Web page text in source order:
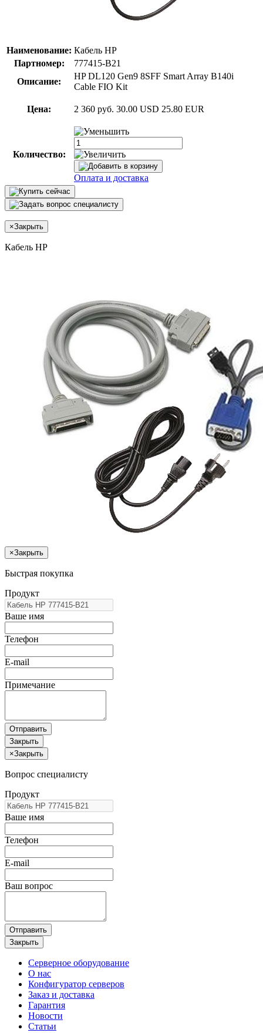
Наименование: Кабель HP
Партномер:
777415-B21
Описание:
HP DL120 Gen9 8SFF Smart Array B140i
Cable FIO Kit
Цена: 2 360 руб. 30.00 USD 25.80 EUR
Количество:
Оплата и доставка
×Закрыть
Кабель HP
×Закрыть
Быстрая покупка
Продукт
Ваше имя
Телефон
E-mail
Примечание
Отправить
Закрыть
×Закрыть
Вопрос специалисту
Продукт
Ваше имя
Телефон
E-mail
Ваш вопрос
Отправить
Закрыть
Серверное оборудование
О нас
Конфигуратор серверов
Заказ и доставка
Гарантия
Новости
Статьи